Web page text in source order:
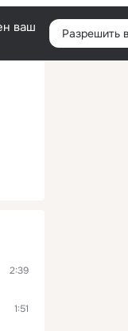
ваш
Разрешить
2:39
1:51